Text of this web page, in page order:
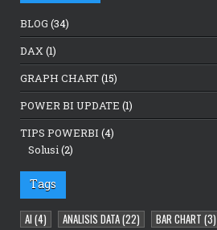
BLOG (34)
DAX(1)
GRAPH CHART(15)
POWER BI UPDATE (1)
TIPS POWERBI (4)
Solusi(2)
Tags
AI (4) ANALISIS DATA(22) BAR CHART (3)